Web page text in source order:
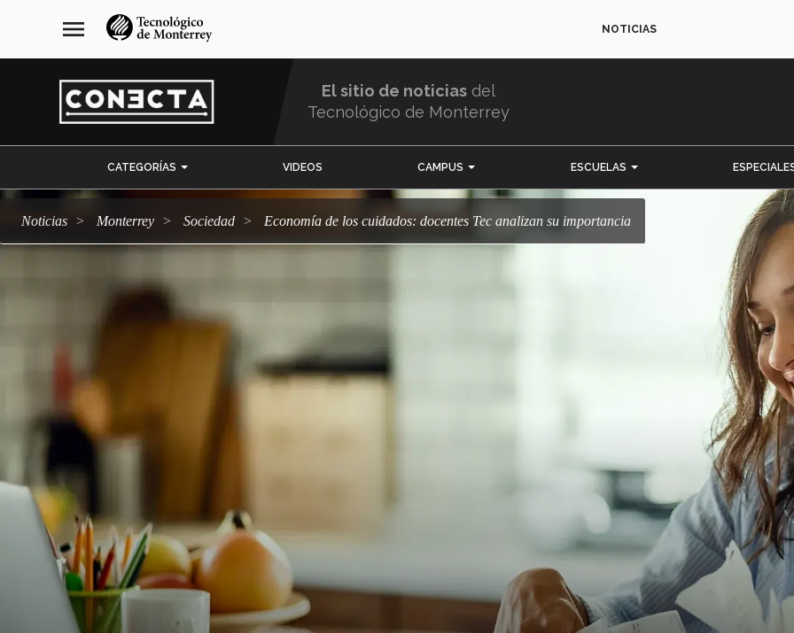
navegación
principal
menu NOTICIAS
El sitio de noticias del
Tecnológico de Monterrey
CATEGORÍAS VIDEOS CAMPUS ESCUELAS
Noticias Monterrey sociedad Economía de los cuidados: docentes Tec analizan su importancia